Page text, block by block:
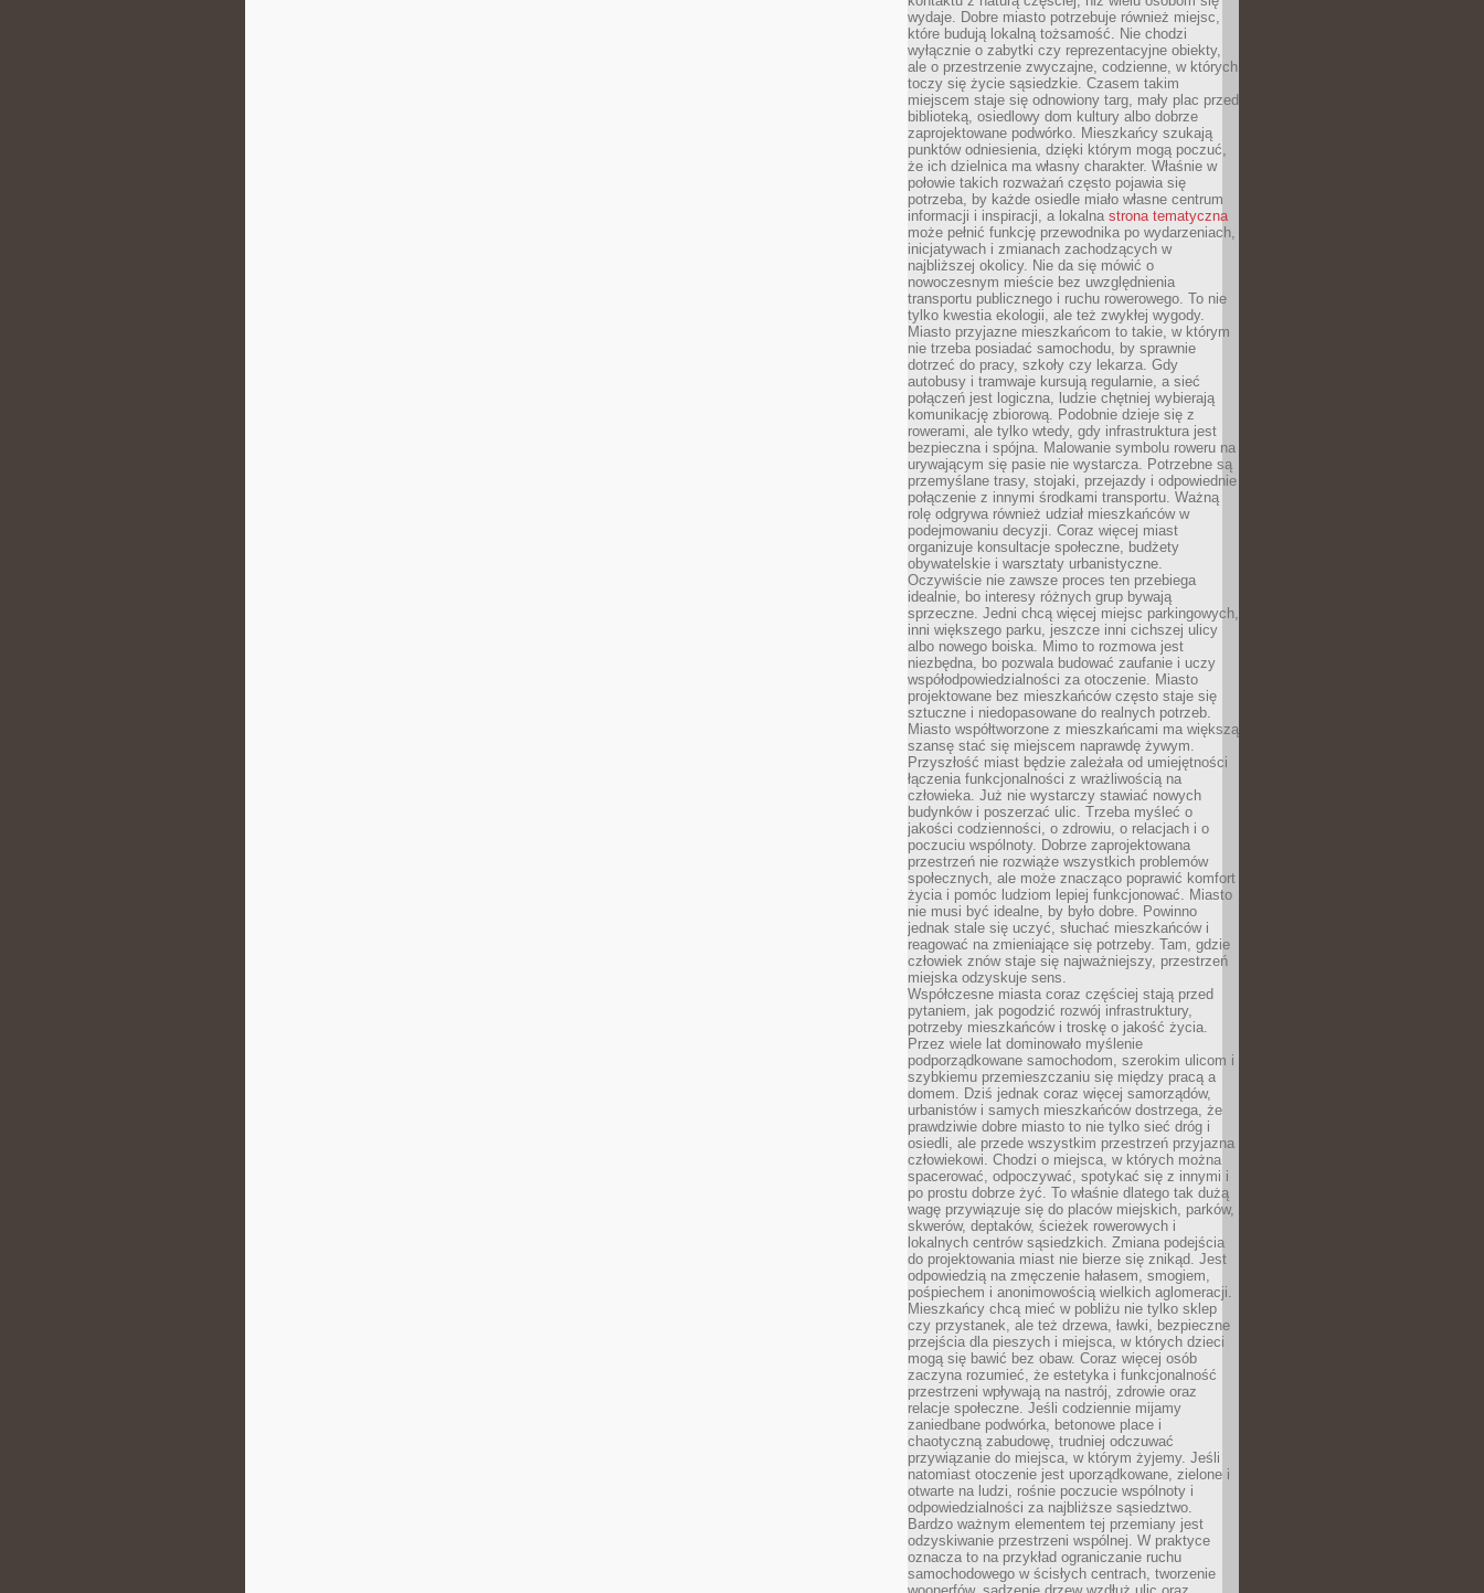
wydaje. Dobre miasto potrzebuje również miejsc,
które budują lokalną tożsamość. Nie chodzi
wyłącznie o zabytki czy reprezentacyjne obiekty,
ale o przestrzenie zwyczajne, codzienne, w których
toczy się życie sąsiedzkie. Czasem takim
miejscem staje się odnowiony targ, mały plac przed
biblioteką, osiedlowy dom kultury albo dobrze
zaprojektowane podwórko. Mieszkańcy szukają
punktów odniesienia, dzięki którym mogą poczuć,
że ich dzielnica ma własny charakter. Właśnie w
połowie takich rozważań często pojawia się
potrzeba, by każde osiedle miało własne centrum
informacji i inspiracji, a lokalna strona tematyczna
może pełnić funkcję przewodnika po wydarzeniach,
inicjatywach i zmianach zachodzących w
najbliższej okolicy. Nie da się mówić o
nowoczesnym mieście bez uwzględnienia
transportu publicznego i ruchu rowerowego. To nie
tylko kwestia ekologii, ale też zwykłej wygody.
Miasto przyjazne mieszkańcom to takie, w którym
nie trzeba posiadać samochodu, by sprawnie
dotrzeć do pracy, szkoły czy lekarza. Gdy
autobusy i tramwaje kursują regularnie, a sieć
połączeń jest logiczna, ludzie chętniej wybierają
komunikację zbiorową. Podobnie dzieje się z
rowerami, ale tylko wtedy, gdy infrastruktura jest
bezpieczna i spójna. Malowanie symbolu roweru na
urywającym się pasie nie wystarcza. Potrzebne są
przemyślane trasy, stojaki, przejazdy i odpowiednie
połączenie z innymi środkami transportu. Ważną
rolę odgrywa również udział mieszkańców w
podejmowaniu decyzji. Coraz więcej miast
organizuje konsultacje społeczne, budżety
obywatelskie i warsztaty urbanistyczne.
Oczywiście nie zawsze proces ten przebiega
idealnie, bo interesy różnych grup bywają
sprzeczne. Jedni chcą więcej miejsc parkingowych,
inni większego parku, jeszcze inni cichszej ulicy
albo nowego boiska. Mimo to rozmowa jest
niezbędna, bo pozwala budować zaufanie i uczy
współodpowiedzialności za otoczenie. Miasto
projektowane bez mieszkańców często staje się
sztuczne i niedopasowane do realnych potrzeb.
Miasto współtworzone z mieszkańcami ma większą
szansę stać się miejscem naprawdę żywym.
Przyszłość miast będzie zależała od umiejętności
łączenia funkcjonalności z wrażliwością na
człowieka. Już nie wystarczy stawiać nowych
budynków i poszerzać ulic. Trzeba myśleć o
jakości codzienności, o zdrowiu, o relacjach i o
poczuciu wspólnoty. Dobrze zaprojektowana
przestrzeń nie rozwiąże wszystkich problemów
społecznych, ale może znacząco poprawić komfort
życia i pomóc ludziom lepiej funkcjonować. Miasto
nie musi być idealne, by było dobre. Powinno
jednak stale się uczyć, słuchać mieszkańców i
reagować na zmieniające się potrzeby. Tam, gdzie
człowiek znów staje się najważniejszy, przestrzeń
miejska odzyskuje sens.
Współczesne miasta coraz częściej stają przed
pytaniem, jak pogodzić rozwój infrastruktury,
potrzeby mieszkańców i troskę o jakość życia.
Przez wiele lat dominowało myślenie
podporządkowane samochodom, szerokim ulicom i
szybkiemu przemieszczaniu się między pracą a
domem. Dziś jednak coraz więcej samorządów,
urbanistów i samych mieszkańców dostrzega, że
prawdziwie dobre miasto to nie tylko sieć dróg i
osiedli, ale przede wszystkim przestrzeń przyjazna
człowiekowi. Chodzi o miejsca, w których można
spacerować, odpoczywać, spotykać się z innymi i
po prostu dobrze żyć. To właśnie dlatego tak dużą
wagę przywiązuje się do placów miejskich, parków,
skwerów, deptaków, ścieżek rowerowych i
lokalnych centrów sąsiedzkich. Zmiana podejścia
do projektowania miast nie bierze się znikąd. Jest
odpowiedzią na zmęczenie hałasem, smogiem,
pośpiechem i anonimowością wielkich aglomeracji.
Mieszkańcy chcą mieć w pobliżu nie tylko sklep
czy przystanek, ale też drzewa, ławki, bezpieczne
przejścia dla pieszych i miejsca, w których dzieci
mogą się bawić bez obaw. Coraz więcej osób
zaczyna rozumieć, że estetyka i funkcjonalność
przestrzeni wpływają na nastrój, zdrowie oraz
relacje społeczne. Jeśli codziennie mijamy
zaniedbane podwórka, betonowe place i
chaotyczną zabudowę, trudniej odczuwać
przywiązanie do miejsca, w którym żyjemy. Jeśli
natomiast otoczenie jest uporządkowane, zielone i
otwarte na ludzi, rośnie poczucie wspólnoty i
odpowiedzialności za najbliższe sąsiedztwo.
Bardzo ważnym elementem tej przemiany jest
odzyskiwanie przestrzeni wspólnej. W praktyce
oznacza to na przykład ograniczanie ruchu
samochodowego w ścisłych centrach, tworzenie